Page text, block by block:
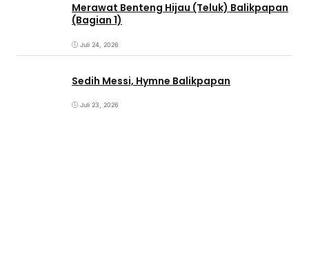
Merawat Benteng Hijau (Teluk) Balikpapan
(Bagian 1)
Juli 24, 2026
Sedih Messi, Hymne Balikpapan
Juli 23, 2026